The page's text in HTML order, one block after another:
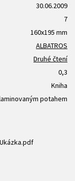
30.06.2009
7
160x195 mm
ALBATROS
Druhé čtení
0,3
Kniha
potahem
Ukázka.pdf